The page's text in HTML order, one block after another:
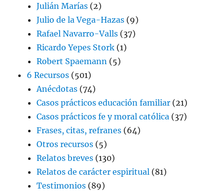
Julián Marías (2)
Julio de la Vega-Hazas (9)
Rafael Navarro-Valls (37)
Ricardo Yepes Stork (1)
Robert Spaemann (5)
6 Recursos (501)
Anécdotas (74)
Casos prácticos educación familiar (21)
Casos prácticos fe y moral católica (37)
Frases, citas, refranes (64)
Otros recursos (5)
Relatos breves (130)
Relatos de carácter espiritual (81)
Testimonios (89)